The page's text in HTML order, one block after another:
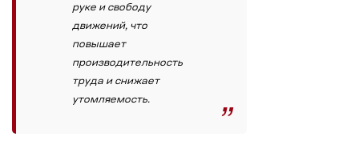
руке и свободу
движений, что
повышает
производительность
труда и снижает
утомляемость.